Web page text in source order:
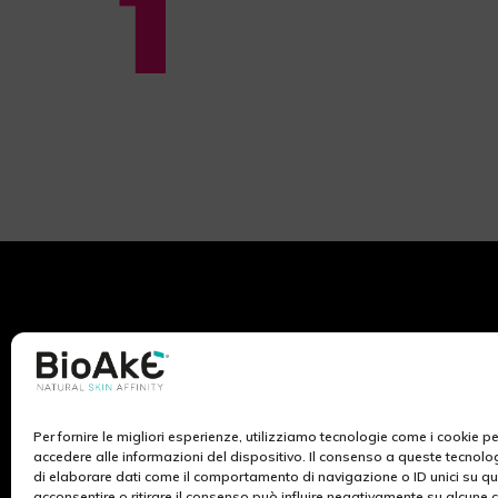
Per fornire le migliori esperienze, utilizziamo tecnologie come i cookie
accedere alle informazioni del dispositivo. Il consenso a queste
di elaborare dati come il comportamento di navigazione o ID unici su
BioAké nasce dall’ispirazione e lo studio dei ricercatori
di Ekuberg Pharma, azienda da sempre impegnata nel
campo del benessere al femminile. La ricerca scientifica